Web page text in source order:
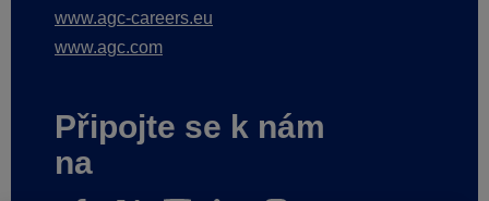
www.agc-careers.eu
www.agc.com
Připojte se k nám
na